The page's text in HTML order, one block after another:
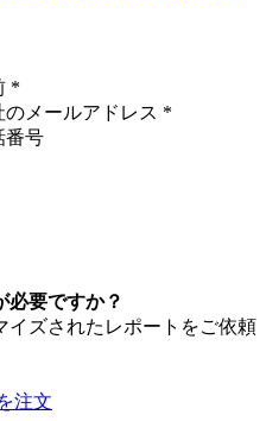
*
のメールアドレス *
番号
必要ですか？
イズされたレポートをご依頼
注文